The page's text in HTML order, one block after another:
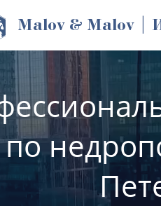
Malov & Malov |
по